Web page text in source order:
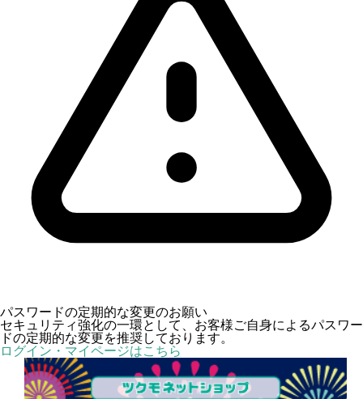
パスワードの定期的な変更のお願い
セキュリティ強化の一環として、お客様ご自身によるパスワー
ドの定期的な変更を推奨しております。
ログイン・マイページはこちら